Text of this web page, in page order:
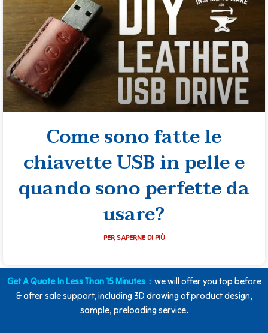
Come sono fatte le
chiavette USB in pelle e
quando sono perfette da
usare?
PER SAPERNE DI PIÙ
Get A Quote In Less Than 15 Minutes： we will offer you top before
& after sale support, including 3D drawing of product design,
sample, preloading service.